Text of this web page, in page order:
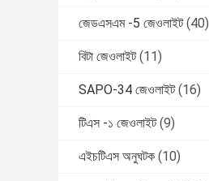
জেডএসএম -5 জেওলাইট (40)
বিটা জেওলাইট (11)
SAPO-34 জেওলাইট (16)
টিএস -১ জেওলাইট (9)
এইচটিএস অনুঘটক (10)